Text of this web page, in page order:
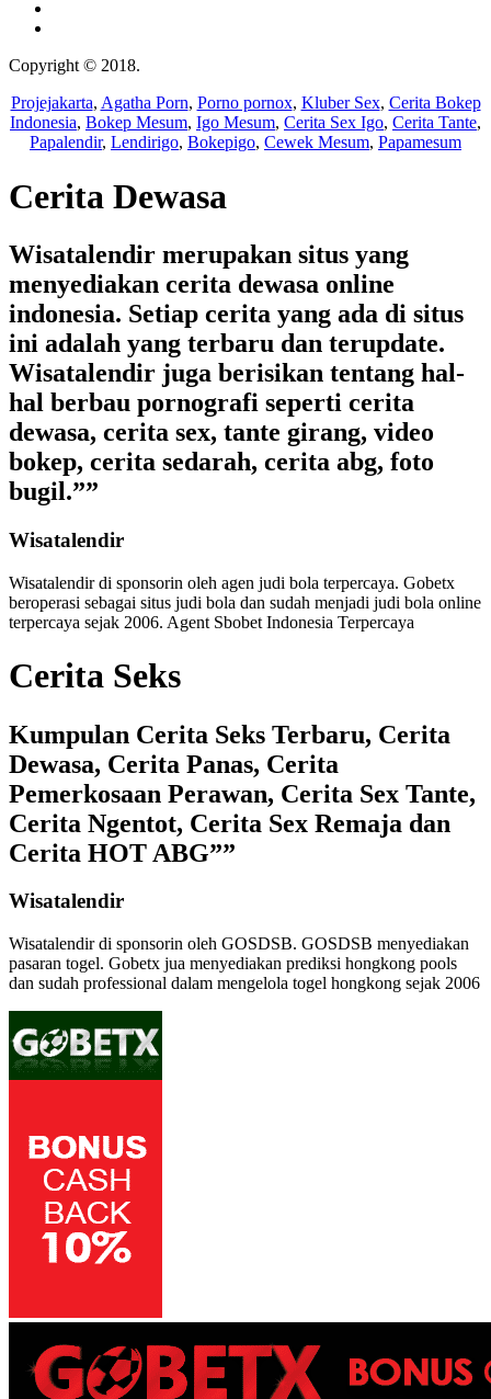
Copyright © 2018.
Projejakarta, Agatha Porn, Porno pornox, Kluber Sex, Cerita Bokep
Indonesia, Bokep Mesum, Igo Mesum, Cerita Sex Igo, Cerita Tante,
Papalendir, Lendirigo, Bokepigo, Cewek Mesum, Papamesum
Cerita Dewasa
Wisatalendir merupakan situs yang
menyediakan cerita dewasa online
indonesia. Setiap cerita yang ada di situs
ini adalah yang terbaru dan terupdate.
Wisatalendir juga berisikan tentang hal-
hal berbau pornografi seperti cerita
dewasa, cerita sex, tante girang, video
bokep, cerita sedarah, cerita abg, foto
bugil.””
Wisatalendir
Wisatalendir di sponsorin oleh agen judi bola terpercaya. Gobetx
beroperasi sebagai situs judi bola dan sudah menjadi judi bola online
terpercaya sejak 2006. Agent Sbobet Indonesia Terpercaya
Cerita Seks
Kumpulan Cerita Seks Terbaru, Cerita
Dewasa, Cerita Panas, Cerita
Pemerkosaan Perawan, Cerita Sex Tante,
Cerita Ngentot, Cerita Sex Remaja dan
Cerita HOT ABG””
Wisatalendir
Wisatalendir di sponsorin oleh GOSDSB. GOSDSB menyediakan
pasaran togel. Gobetx jua menyediakan prediksi hongkong pools
dan sudah professional dalam mengelola togel hongkong sejak 2006